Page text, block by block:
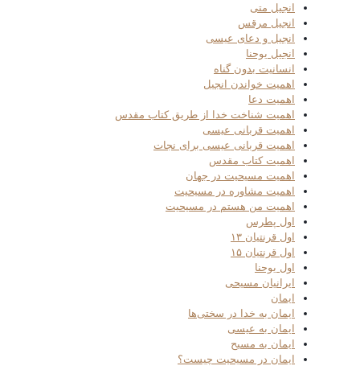
انجیل متی
انجیل مرقس
انجیل و دعای عیسی
انجیل یوحنا
انسانیت بدون گناه
اهمیت خواندن انجیل
اهمیت دعا
اهمیت شناخت خدا از طریق کتاب مقدس
اهمیت قربانی عیسی
اهمیت قربانی عیسی برای نجات
اهمیت کتاب مقدس
اهمیت مسیحیت در جهان
اهمیت مشاوره در مسیحیت
اهمیت من هستم در مسیحیت
اول پطرس
اول قرنتیان ۱۳
اول قرنتیان ۱۵
اول یوحنا
ایرانیان مسیحی
ایمان
ایمان به خدا در سختی‌ها
ایمان به عیسی
ایمان به مسیح
ایمان در مسیحیت چیست؟